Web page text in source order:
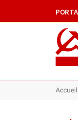
Accueil